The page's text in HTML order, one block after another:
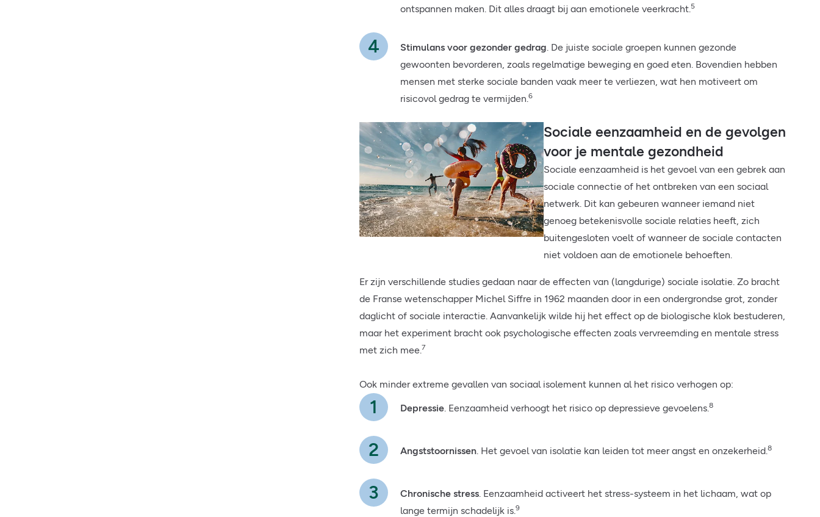
ontspannen maken. Dit alles draagt bij aan emotionele veerkracht.5
Stimulans voor gezonder gedrag. De juiste sociale groepen kunnen gezonde
gewoonten bevorderen, zoals regelmatige beweging en goed eten. Bovendien hebben
mensen met sterke sociale banden vaak meer te verliezen, wat hen motiveert om
risicovol gedrag te vermijden.6
Sociale eenzaamheid en de gevolgen
voor je mentale gezondheid
Sociale eenzaamheid is het gevoel van een gebrek aan
sociale connectie of het ontbreken van een sociaal
netwerk. Dit kan gebeuren wanneer iemand niet
genoeg betekenisvolle sociale relaties heeft, zich
buitengesloten voelt of wanneer de sociale contacten
niet voldoen aan de emotionele behoeften.
Er zijn verschillende studies gedaan naar de effecten van (langdurige) sociale isolatie. Zo bracht
de Franse wetenschapper Michel Siffre in 1962 maanden door in een ondergrondse grot, zonder
daglicht of sociale interactie. Aanvankelijk wilde hij het effect op de biologische klok bestuderen,
maar het experiment bracht ook psychologische effecten zoals vervreemding en mentale stress
met zich mee.7
Ook minder extreme gevallen van sociaal isolement kunnen al het risico verhogen op:
Depressie. Eenzaamheid verhoogt het risico op depressieve gevoelens.8
Angststoornissen. Het gevoel van isolatie kan leiden tot meer angst en onzekerheid.8
Chronische stress. Eenzaamheid activeert het stress-systeem in het lichaam, wat op
lange termijn schadelijk is.9